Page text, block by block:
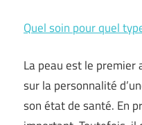
Quel soin pour quel
La peau est le premier
sur la personnalité
son état de santé. En